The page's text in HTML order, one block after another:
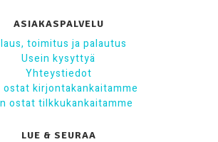
ASIAKASPALVELU
toimitus ja palautus
Usein kysyttyä
Yhteystiedot
ostat kirjontakankaitamme
ostat tilkkukankaitamme
LUE & SEURAA